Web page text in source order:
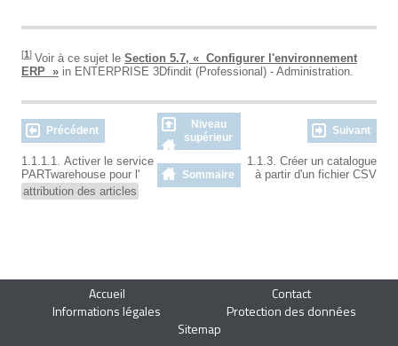
[1] Voir à ce sujet le Section 5.7, « Configurer l'environnement
ERP » in ENTERPRISE 3Dfindit (Professional) - Administration.
Précédent
Niveau
supérieur
Suivant
1.1.1.1. Activer le service
PARTwarehouse pour l'
attribution des articles
Sommaire
1.1.3. Créer un catalogue
à partir d'un fichier CSV
Accueil
Contact
Informations légales
Protection des données
Sitemap